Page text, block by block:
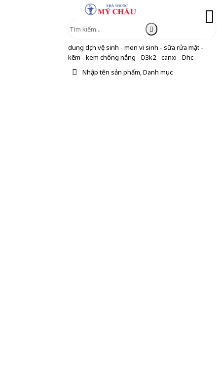
dung dịch vệ sinh - men vi sinh - sữa rửa mặt -
kẽm - kem chống nắng - D3k2 - canxi - Dhc
Nhập tên sản phẩm, Danh mục